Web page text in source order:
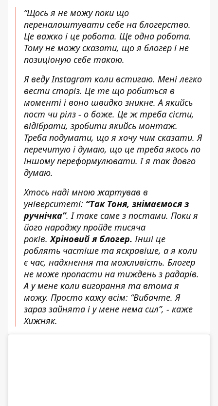
“Щось я не можу поки що
переналаштувати себе на блогерство.
Це важко і це робота. Ще одна робота.
Тому не можу сказати, що я блогер і не
позиціоную себе такою.
Я веду Instagram коли встигаю. Мені легко
вести сторіз. Це те що робиться в
моменті і воно швидко зникне. А якийсь
пост чи рілз - о боже. Це ж треба сісти,
відібрати, зробити якийсь монтаж.
Треба подумати, що я хочу чим сказати. Я
перечитую і думаю, що це треба якось по
іншому переформулювати. І я так довго
думаю.
Хтось наді мною жартував в
університеті: “Так Тоня, знімаємося з
ручнічка”. І таке саме з постами. Поки я
його народжу пройде тисяча
років.Хріновий я блогер. Інші це
роблять частіше та яскравіше, а я коли
є час, надхнення та можливість. Блогер
не може пропасти на тиждень з радарів.
А у мене коли вигорання та втома я
можу. Просто кажу всім: “Вибачте. Я
зараз зайнята і у мене нема сил”, - каже
Хижняк.